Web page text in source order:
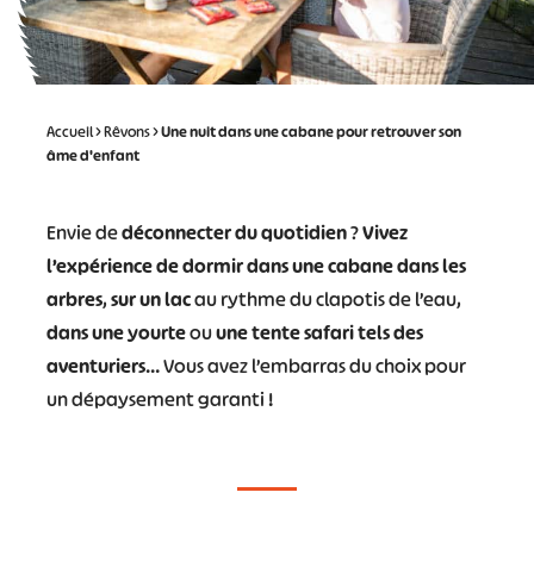
Accueil>Rêvons>Une nuit dans une cabane pour retrouver son
âme d'enfant
Envie dedéconnecter du quotidien?Vivez
l’expérience de dormir dans une cabane dans les
arbres,sur un lacau rythme du clapotis de l’eau,
dans une yourteouune tente safari tels des
aventuriers… Vous avez l’embarras du choix pour
un dépaysement garanti !